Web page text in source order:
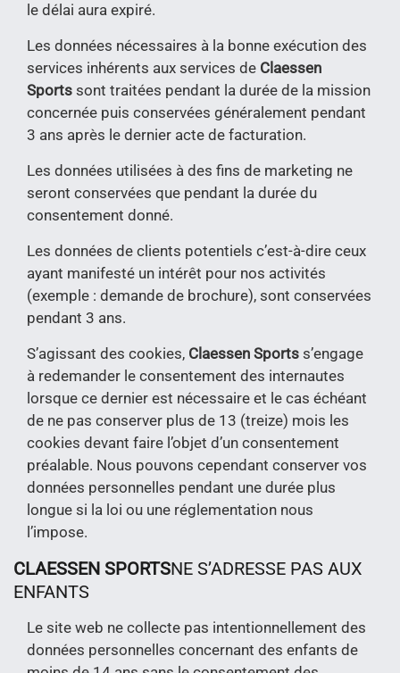
le délai aura expiré.
Les données nécessaires à la bonne exécution des
services inhérents aux services de Claessen
Sports sont traitées pendant la durée de la mission
concernée puis conservées généralement pendant
3 ans après le dernier acte de facturation.
Les données utilisées à des fins de marketing ne
seront conservées que pendant la durée du
consentement donné.
Les données de clients potentiels c’est-à-dire ceux
ayant manifesté un intérêt pour nos activités
(exemple : demande de brochure), sont conservées
pendant 3 ans.
S’agissant des cookies, Claessen Sports s’engage
à redemander le consentement des internautes
lorsque ce dernier est nécessaire et le cas échéant
de ne pas conserver plus de 13 (treize) mois les
cookies devant faire l’objet d’un consentement
préalable. Nous pouvons cependant conserver vos
données personnelles pendant une durée plus
longue si la loi ou une réglementation nous
l’impose.
CLAESSEN SPORTSNE S’ADRESSE PAS AUX
ENFANTS
Le site web ne collecte pas intentionnellement des
données personnelles concernant des enfants de